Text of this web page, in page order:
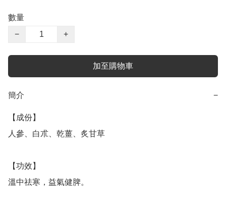
數量
−
+
加至購物車
簡介 −
【成份】
人參、白朮、乾薑、炙甘草
【功效】
溫中祛寒，益氣健脾。